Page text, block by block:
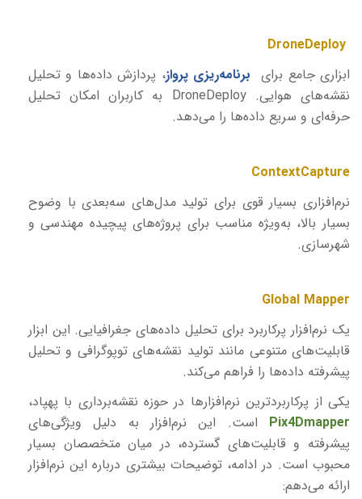
DroneDeploy
ابزاری جامع برای برنامه‌ریزی پرواز، پردازش داده‌ها و تحلیل
نقشه‌های هوایی.DroneDeploy به کاربران امکان تحلیل
حرفه‌ای و سریع داده‌ها را می‌دهد.
ContextCapture
نرم‌افزاری بسیار قوی برای تولید مدل‌های سه‌بعدی با وضوح
بسیار بالا، به‌ویژه مناسب برای پروژه‌های پیچیده مهندسی و
شهرسازی.
Global Mapper
یک نرم‌افزار پرکاربرد برای تحلیل داده‌های جغرافیایی. این ابزار
قابلیت‌های متنوعی مانند تولید نقشه‌های توپوگرافی و تحلیل
پیشرفته داده‌ها را فراهم می‌کند.
یکی از پرکاربردترین نرم‌افزارها در حوزه نقشه‌برداری با پهپاد،
Pix4Dmapper است. این نرم‌افزار به دلیل ویژگی‌های
پیشرفته و قابلیت‌های گسترده، در میان متخصصان بسیار
محبوب است. در ادامه، توضیحات بیشتری درباره این نرم‌افزار
ارائه می‌دهم: